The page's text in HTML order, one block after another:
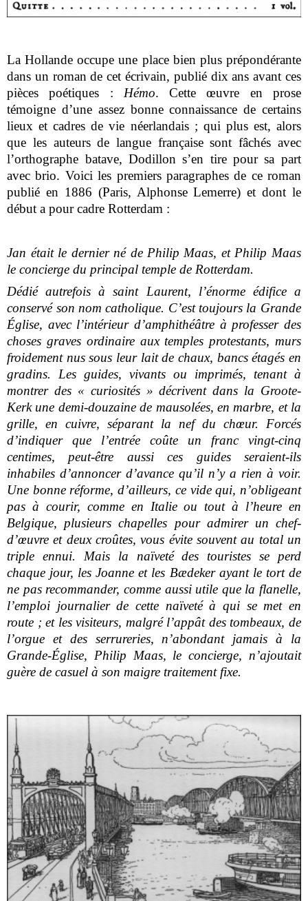
La Hollande occupe une place bien plus prépondérante
dans un roman de cet écrivain, publié dix ans avant ces
pièces poétiques : Hémo. Cette œuvre en prose
témoigne d’une assez bonne connaissance de certains
lieux et cadres de vie néerlandais ; qui plus est, alors
que les auteurs de langue française sont fâchés avec
l’orthographe batave, Dodillon s’en tire pour sa part
avec brio. Voici les premiers paragraphes de ce roman
publié en 1886 (Paris, Alphonse Lemerre) et dont le
début a pour cadre Rotterdam :
Jan était le dernier né de Philip Maas, et Philip Maas
le concierge du principal temple de Rotterdam.
Dédié autrefois à saint Laurent, l’énorme édifice a
conservé son nom catholique. C’est toujours la Grande
Église, avec l’intérieur d’amphithéâtre à professer des
choses graves ordinaire aux temples protestants, murs
froidement nus sous leur lait de chaux, bancs étagés en
gradins. Les guides, vivants ou imprimés, tenant à
montrer des « curiosités » décrivent dans la Groote-
Kerk une demi-douzaine de mausolées, en marbre, et la
grille, en cuivre, séparant la nef du chœur. Forcés
d’indiquer que l’entrée coûte un franc vingt-cinq
centimes, peut-être aussi ces guides seraient-ils
inhabiles d’annoncer d’avance qu’il n’y a rien à voir.
Une bonne réforme, d’ailleurs, ce vide qui, n’obligeant
pas à courir, comme en Italie ou tout à l’heure en
Belgique, plusieurs chapelles pour admirer un chef-
d’œuvre et deux croûtes, vous évite souvent au total un
triple ennui. Mais la naïveté des touristes se perd
chaque jour, les Joanne et les Bædeker ayant le tort de
ne pas recommander, comme aussi utile que la flanelle,
l’emploi journalier de cette naïveté à qui se met en
route ; et les visiteurs, malgré l’appât des tombeaux, de
l’orgue et des serrureries, n’abondant jamais à la
Grande-Église, Philip Maas, le concierge, n’ajoutait
guère de casuel à son maigre traitement fixe.